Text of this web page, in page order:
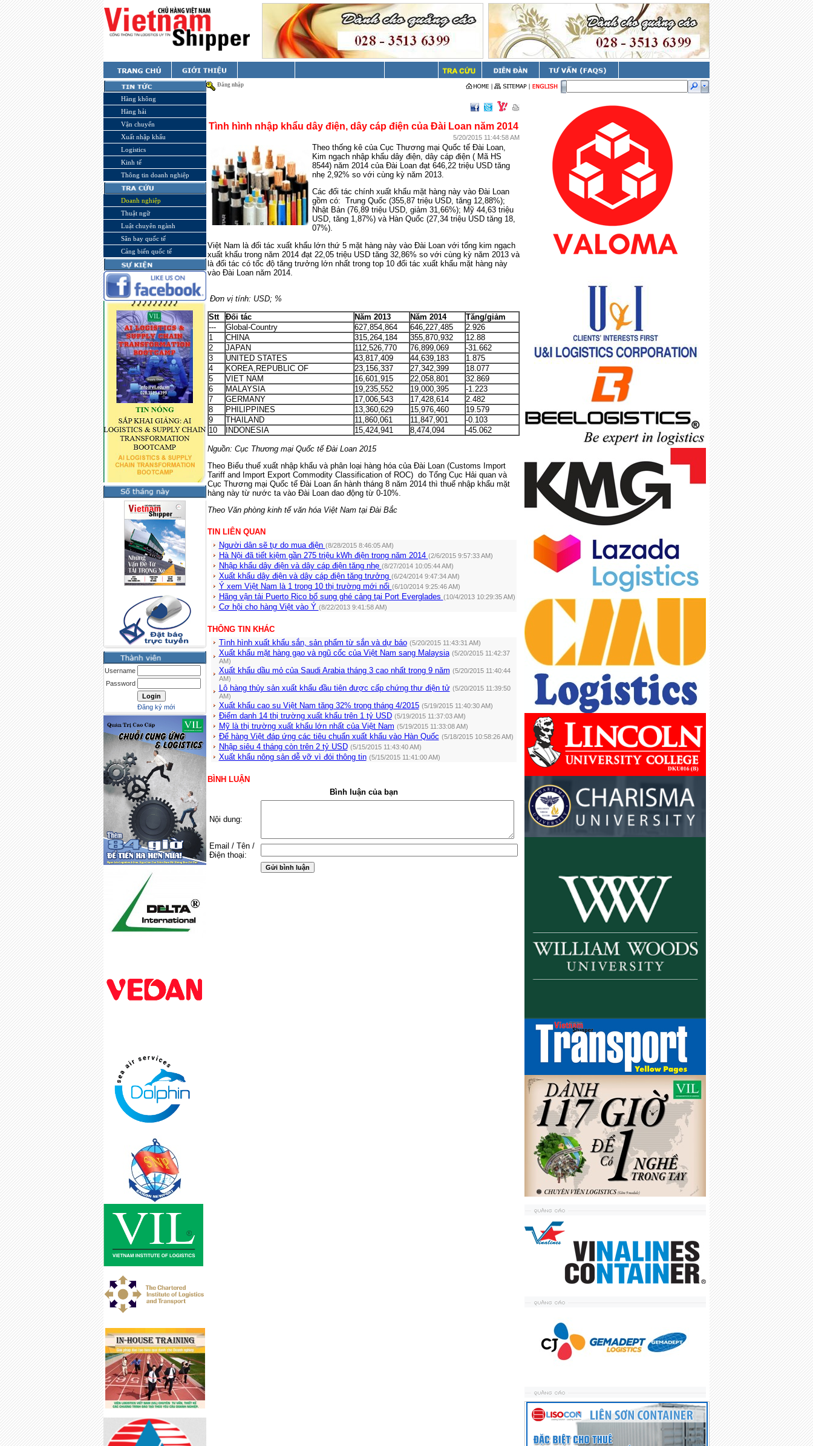
Hàng không
Hàng hải
Vận chuyển
Xuất nhập khẩu
Logistics
Kinh tế
Thông tin doanh nghiệp
Doanh nghiệp
Thuật ngữ
Luật chuyên ngành
Sân bay quốc tế
Cảng biển quốc tế
Username
Password
Đăng ký mới
Đăng nhập
Tình hình nhập khẩu dây điện, dây cáp điện của Đài Loan năm 2014
5/20/2015 11:44:58 AM
Theo thống kê của Cục Thương mại Quốc tế Đài Loan,
Kim ngạch nhập khẩu dây điện, dây cáp điện ( Mã HS
8544) năm 2014 của Đài Loan đạt 646,22 triệu USD tăng
nhẹ 2,92% so với cùng kỳ năm 2013.
Các đối tác chính xuất khẩu mặt hàng này vào Đài Loan
gồm có: Trung Quốc (355,87 triệu USD, tăng 12,88%);
Nhật Bản (76,89 triệu USD, giảm 31,66%); Mỹ 44,63 triệu
USD, tăng 1,87%) và Hàn Quốc (27,34 triệu USD tăng 18,
07%).
Việt Nam là đối tác xuất khẩu lớn thứ 5 mặt hàng này vào Đài Loan với tổng kim ngạch
xuất khẩu trong năm 2014 đạt 22,05 triệu USD tăng 32,86% so với cùng kỳ năm 2013 và
là đối tác có tốc độ tăng trưởng lớn nhất trong top 10 đối tác xuất khẩu mặt hàng này
vào Đài Loan năm 2014.
Đơn vị tính: USD; %
Stt Đối tác Năm 2013 Năm 2014
Tăng/giảm
---
Global-Country 627,854,864 646,227,485
2.926
1
CHINA 315,264,184 355,870,932
12.88
2
JAPAN 112,526,770 76,899,069
-31.662
3
UNITED STATES 43,817,409 44,639,183
1.875
4
KOREA,REPUBLIC OF 23,156,337 27,342,399
18.077
5
VIET NAM 16,601,915 22,058,801
32.869
6
MALAYSIA 19,235,552 19,000,395
-1.223
7
GERMANY 17,006,543 17,428,614
2.482
8
PHILIPPINES 13,360,629 15,976,460
19.579
9
THAILAND 11,860,061 11,847,901
-0.103
10
INDONESIA 15,424,941 8,474,094 -45.062
Nguồn: Cục Thương mại Quốc tế Đài Loan 2015
Theo Biểu thuế xuất nhập khẩu và phân loại hàng hóa của Đài Loan (Customs Import
Tariff and Import Export Commodity Classification of ROC) do Tổng Cục Hải quan và
Cục Thương mại Quốc tế Đài Loan ấn hành tháng 8 năm 2014 thì thuế nhập khẩu mặt
hàng này từ nước ta vào Đài Loan dao động từ 0-10%.
Theo Văn phòng kinh tế văn hóa Việt Nam tại Đài Bắc
TIN LIÊN QUAN
Người dân sẽ tự do mua điện (8/28/2015 8:46:05 AM)
Hà Nội đã tiết kiệm gần 275 triệu kWh điện trong năm 2014 (2/6/2015 9:57:33 AM)
Nhập khẩu dây điện và dây cáp điện tăng nhẹ (8/27/2014 10:05:44 AM)
Xuất khẩu dây điện và dây cáp điện tăng trưởng (6/24/2014 9:47:34 AM)
Ý xem Việt Nam là 1 trong 10 thị trường mới nổi (6/10/2014 9:25:46 AM)
Hãng vận tải Puerto Rico bổ sung ghé cảng tại Port Everglades (10/4/2013 10:29:35 AM)
Cơ hội cho hàng Việt vào Ý (8/22/2013 9:41:58 AM)
THÔNG TIN KHÁC
Tình hình xuất khẩu sắn, sản phẩm từ sắn và dự báo (5/20/2015 11:43:31 AM)
Xuất khẩu mặt hàng gạo và ngũ cốc của Việt Nam sang Malaysia (5/20/2015 11:42:37
AM)
Xuất khẩu dầu mỏ của Saudi Arabia tháng 3 cao nhất trong 9 năm (5/20/2015 11:40:44
AM)
Lô hàng thủy sản xuất khẩu đầu tiên được cấp chứng thư điện tử (5/20/2015 11:39:50
AM)
Xuất khẩu cao su Việt Nam tăng 32% trong tháng 4/2015 (5/19/2015 11:40:30 AM)
Điểm danh 14 thị trường xuất khẩu trên 1 tỷ USD (5/19/2015 11:37:03 AM)
Mỹ là thị trường xuất khẩu lớn nhất của Việt Nam (5/19/2015 11:33:08 AM)
Để hàng Việt đáp ứng các tiêu chuẩn xuất khẩu vào Hàn Quốc (5/18/2015 10:58:26 AM)
Nhập siêu 4 tháng còn trên 2 tỷ USD (5/15/2015 11:43:40 AM)
Xuất khẩu nông sản dễ vỡ vì đói thông tin (5/15/2015 11:41:00 AM)
BÌNH LUẬN
Bình luận của bạn
Nội dung:
Email / Tên /
Điện thoại: